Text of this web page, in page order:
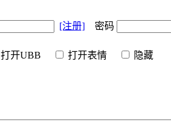
[注册] 密码
打开UBB 打开表情 隐